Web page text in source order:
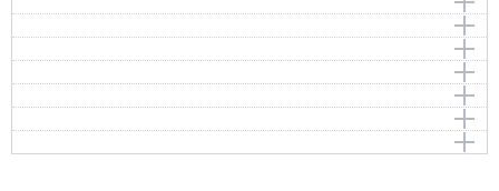
《マ・メール・ロワ》：前奏曲（バレエより）
《Ma mère l'oye》 “Prélude (du ballet)”
作曲者：ラヴェル，モーリス
Ravel，Maurice
《マ・メール・ロワ》：紡ぎ車の踊り（バレエより）
《Ma mère l'oye》 “Danse du Rouet (du ballet)”
作曲者：ラヴェル，モーリス
Ravel，Maurice
組曲《マ・メール・ロワ》「眠れる森の美女のパヴァー
ヌ」
《Ma mère l'oye》 5 pièces enfantines “Pavane de la
Belle au bois dormant”
作曲者：ラヴェル，モーリス
組曲《マ・メール・ロワ》「おやゆび小僧」
《Ma mère l'oye》 5 pièces enfantines “Petit Poucet”
作曲者：ラヴェル，モーリス
Ravel，Maurice
組曲《マ・メール・ロワ》「パゴダの女王レドロネッ
ト」
《Ma mère l'oye》 5 pièces enfantines “Laideronnette,
組曲《マ・メール・ロワ》「美女と野獣の対話」
《Ma mère l'oye》 5 pièces enfantines “Les entretiens
組曲《マ・メール・ロワ》「妖精の園」